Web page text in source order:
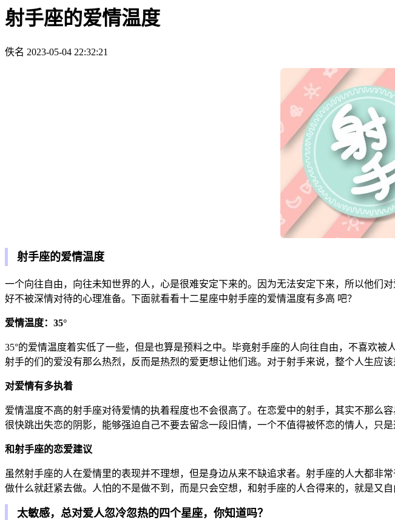
射手座的爱情温度
佚名 2023-05-04 22:32:21
射手座的爱情温度
一个向往自由，向往未知世界的人，心是很难安定下来的。因为无法安定下来，所以他们
好不被深情对待的心理准备。下面就看看十二星座中射手座的爱情温度有多高 吧？
爱情温度：35°
35°的爱情温度着实低了一些，但是也算是预料之中。毕竟射手座的人向往自由，不喜欢
射手的们的爱没有那么热烈，反而是热烈的爱更想让他们逃。对于射手来说，整个人生应
对爱情有多执着
爱情温度不高的射手座对待爱情的执着程度也不会很高了。在恋爱中的射手，其实不那么
很快跳出失恋的阴影，能够强迫自己不要去留念一段旧情，一个不值得被怀恋的情人，只
和射手座的恋爱建议
虽然射手座的人在爱情里的表现并不理想，但是身边从来不缺追求者。射手座的人大都非
做什么就赶紧去做。人怕的不是做不到，而是只会空想，和射手座的人合得来的，就是又
太敏感，总对爱人忽冷忽热的四个星座，你知道吗？